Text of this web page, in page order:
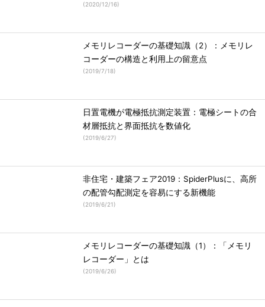
(2020/12/16)
メモリレコーダーの基礎知識（2）：メモリレ
コーダーの構造と利用上の留意点
(2019/7/18)
日置電機が電極抵抗測定装置：電極シートの合
材層抵抗と界面抵抗を数値化
(2019/6/27)
非住宅・建築フェア2019：SpiderPlusに、高所
の配管勾配測定を容易にする新機能
(2019/6/21)
メモリレコーダーの基礎知識（1）：「メモリ
レコーダー」とは
(2019/6/26)